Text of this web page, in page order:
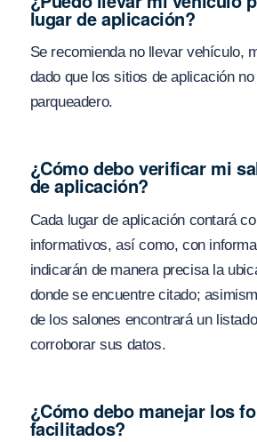
lugar de aplicación?
Se recomienda no llevar vehículo,
dado que los sitios de aplicación
parqueadero.
¿Cómo debo verificar mi
de aplicación?
Cada lugar de aplicación contará
informativos, así como, con
indicarán de manera precisa la
donde se encuentre citado;
de los salones encontrará un
corroborar sus datos.
¿Cómo debo manejar los
facilitados?